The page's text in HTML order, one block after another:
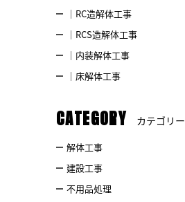
｜RC造解体工事
｜RCS造解体工事
｜内装解体工事
｜床解体工事
CATEGORY カテゴリー
解体工事
建設工事
不用品処理